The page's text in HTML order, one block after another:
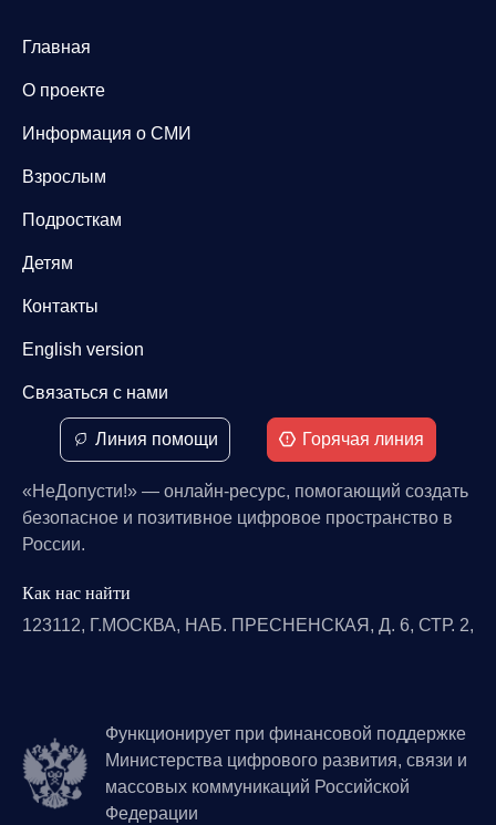
Главная
О проекте
Информация о СМИ
Взрослым
Подросткам
Детям
Контакты
English version
Связаться с нами
Линия помощи Горячая линия
«НеДопусти!» — онлайн-ресурс, помогающий создать
безопасное и позитивное цифровое пространство в
России.
Как нас найти
123112, Г.МОСКВА, НАБ. ПРЕСНЕНСКАЯ, Д. 6, СТР. 2,
Функционирует при финансовой поддержке
Министерства цифрового развития, связи и
массовых коммуникаций Российской
Федерации